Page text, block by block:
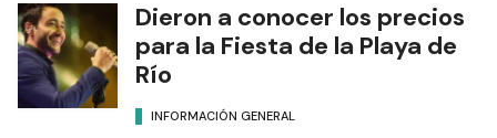
Dieron a conocer los precios
para la Fiesta de la Playa de
Río
INFORMACIÓN GENERAL